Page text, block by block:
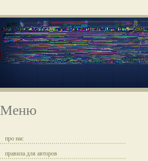
Меню
про нас
правила для авторов